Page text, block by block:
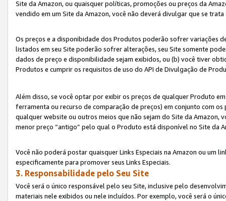
Site da Amazon, ou quaisquer políticas, promoções ou preços da
vendido em um Site da Amazon, você não deverá divulgar que se
Os preços e a disponibidade dos Produtos poderão sofrer variações
listados em seu Site poderão sofrer alterações, seu Site somente
dados de preço e disponibilidade sejam exibidos, ou (b) você tiver
Produtos e cumprir os requisitos de uso do API de Divulgação de
Além disso, se você optar por exibir os preços de qualquer Produto
ferramenta ou recurso de comparação de preços) em conjunto com
qualquer website ou outros meios que não sejam do Site da Amazon,
menor preço “antigo” pelo qual o Produto está disponível no Site da
Você não poderá postar quaisquer Links Especiais na Amazon ou um
especificamente para promover seus Links Especiais.
3. Responsabilidade pelo Seu Site
Você será o único responsável pelo seu Site, inclusive pelo
materiais nele exibidos ou nele incluídos. Por exemplo, você será o